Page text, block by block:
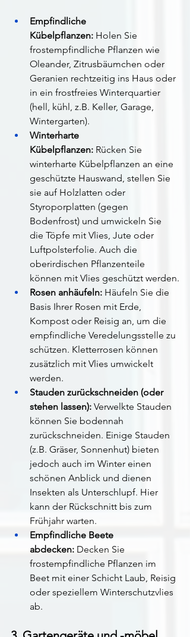
Empfindliche
Kübelpflanzen: Holen Sie
frostempfindliche Pflanzen wie
Oleander, Zitrusbäumchen oder
Geranien rechtzeitig ins Haus oder
in ein frostfreies Winterquartier
(hell, kühl, z.B. Keller, Garage,
Wintergarten).
Winterharte
Kübelpflanzen: Rücken Sie
winterharte Kübelpflanzen an eine
geschützte Hauswand, stellen Sie
sie auf Holzlatten oder
Styroporplatten (gegen
Bodenfrost) und umwickeln Sie
die Töpfe mit Vlies, Jute oder
Luftpolsterfolie. Auch die
oberirdischen Pflanzenteile
können mit Vlies geschützt werden.
Rosen anhäufeln: Häufeln Sie die
Basis Ihrer Rosen mit Erde,
Kompost oder Reisig an, um die
empfindliche Veredelungsstelle zu
schützen. Kletterrosen können
zusätzlich mit Vlies umwickelt
werden.
Stauden zurückschneiden (oder
stehen lassen): Verwelkte Stauden
können Sie bodennah
zurückschneiden. Einige Stauden
(z.B. Gräser, Sonnenhut) bieten
jedoch auch im Winter einen
schönen Anblick und dienen
Insekten als Unterschlupf. Hier
kann der Rückschnitt bis zum
Frühjahr warten.
Empfindliche Beete
abdecken: Decken Sie
frostempfindliche Pflanzen im
Beet mit einer Schicht Laub, Reisig
oder speziellem Winterschutzvlies
ab.